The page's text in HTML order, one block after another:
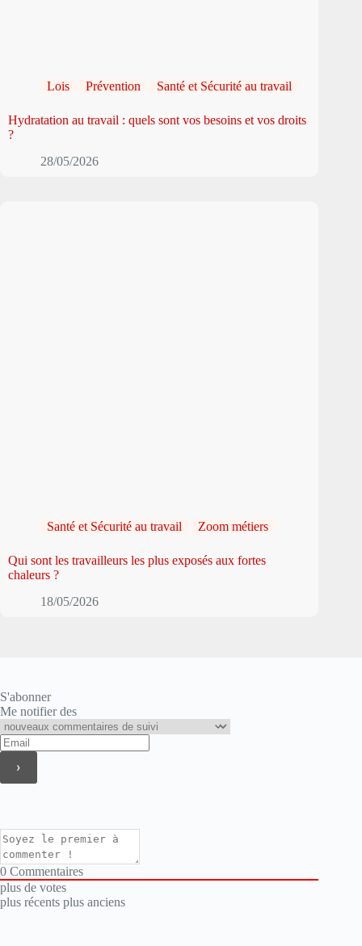
Lois Prévention Santé et Sécurité au travail
Hydratation au travail : quels sont vos besoins et vos droits
?
28/05/2026
Santé et Sécurité au travail Zoom métiers
Qui sont les travailleurs les plus exposés aux fortes
chaleurs ?
18/05/2026
S'abonner
Me notifier des
0 Commentaires
plus de votes
plus récents plus anciens